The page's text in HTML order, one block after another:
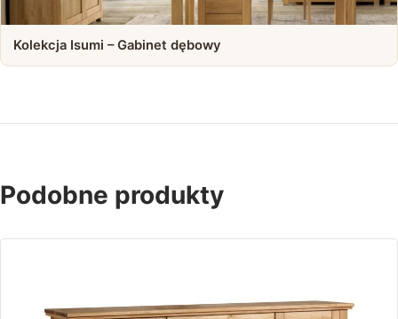
Kolekcja Isumi – Gabinet dębowy
Podobne produkty